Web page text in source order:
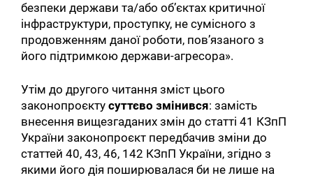
безпеки держави та/або об’єктах критичної
інфраструктури, проступку, не сумісного з
продовженням даної роботи, пов’язаного з
його підтримкою держави-агресора».
Утім до другого читання зміст цього
законопроєктусуттєво змінився: замість
внесення вищезгаданих змін до статті 41 КЗпП
України законопроєкт передбачив зміни до
статтей 40, 43, 46, 142 КЗпП України, згідно з
якими його дія поширювалася би не лише на